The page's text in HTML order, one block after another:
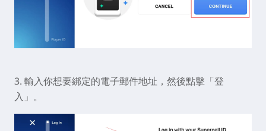
3. 輸入你想要綁定的電子郵件地址，然後點擊「登
入」。